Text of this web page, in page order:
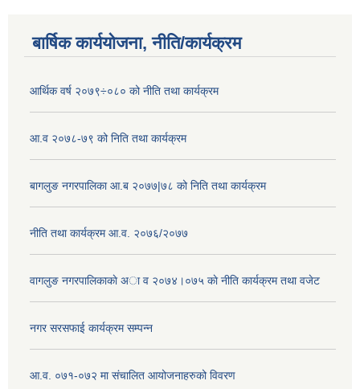
बार्षिक कार्ययोजना, नीति/कार्यक्रम
आर्थिक वर्ष २०७९÷०८० को नीति तथा कार्यक्रम
आ.व २०७८-७९ को निति तथा कार्यक्रम
बागलुङ नगरपालिका आ.ब २०७७|७८ को निति तथा कार्यक्रम
नीति तथा कार्यक्रम आ.व. २०७६/२०७७
वागलुङ नगरपालिकाकाे अा‍ व २०७४।०७५ काे नीति कार्यक्रम तथा वजेट
नगर सरसफाई कार्यक्रम सम्पन्न
आ.व. ०७१-०७२ मा संचालित आयोजनाहरुको विवरण